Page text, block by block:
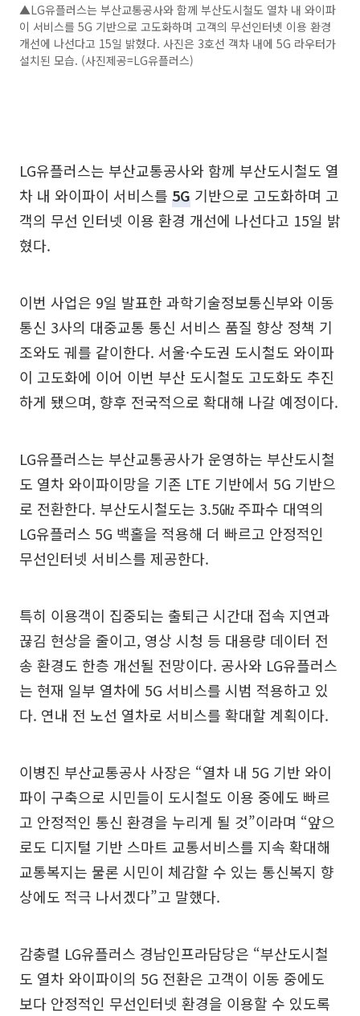
▲LG유플러스는 부산교통공사와 함께 부산도시철도 열차 내 와이파
이 서비스를 5G 기반으로 고도화하며 고객의 무선인터넷 이용 환경
개선에 나선다고 15일 밝혔다. 사진은 3호선 객차 내에 5G 라우터가
설치된 모습. (사진제공=LG유플러스)
LG유플러스는 부산교통공사와 함께 부산도시철도 열
차 내 와이파이 서비스를 5G 기반으로 고도화하며 고
객의 무선 인터넷 이용 환경 개선에 나선다고 15일 밝
혔다.
이번 사업은 9일 발표한 과학기술정보통신부와 이동
통신 3사의 대중교통 통신 서비스 품질 향상 정책 기
조와도 궤를 같이한다. 서울·수도권 도시철도 와이파
이 고도화에 이어 이번 부산 도시철도 고도화도 추진
하게 됐으며, 향후 전국적으로 확대해 나갈 예정이다.
LG유플러스는 부산교통공사가 운영하는 부산도시철
도 열차 와이파이망을 기존 LTE 기반에서 5G 기반으
로 전환한다. 부산도시철도는 3.5㎓ 주파수 대역의
LG유플러스 5G 백홀을 적용해 더 빠르고 안정적인
무선인터넷 서비스를 제공한다.
특히 이용객이 집중되는 출퇴근 시간대 접속 지연과
끊김 현상을 줄이고, 영상 시청 등 대용량 데이터 전
송 환경도 한층 개선될 전망이다. 공사와 LG유플러스
는 현재 일부 열차에 5G 서비스를 시범 적용하고 있
다. 연내 전 노선 열차로 서비스를 확대할 계획이다.
이병진 부산교통공사 사장은 “열차 내 5G 기반 와이
파이 구축으로 시민들이 도시철도 이용 중에도 빠르
고 안정적인 통신 환경을 누리게 될 것”이라며 “앞으
로도 디지털 기반 스마트 교통서비스를 지속 확대해
교통복지는 물론 시민이 체감할 수 있는 통신복지 향
상에도 적극 나서겠다”고 말했다.
감충렬 LG유플러스 경남인프라담당은 “부산도시철
도 열차 와이파이의 5G 전환은 고객이 이동 중에도
보다 안정적인 무선인터넷 환경을 이용할 수 있도록